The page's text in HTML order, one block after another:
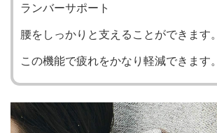
ランバーサポート
腰をしっかりと支えることができます。
この機能で疲れをかなり軽減できます。